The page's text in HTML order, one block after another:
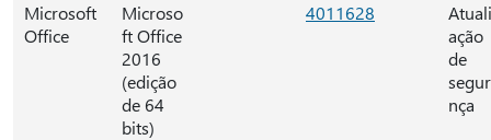
Microsoft
Office
Microso
ft Office
2016
(edição
de 64
bits)
4011628
ação
de
nça